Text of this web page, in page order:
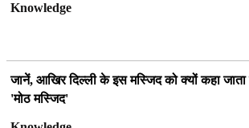
Knowledge
जानें, आखिर दिल्ली के इस मस्जिद को क्यों कहा जाता
'मोठ मस्जिद'